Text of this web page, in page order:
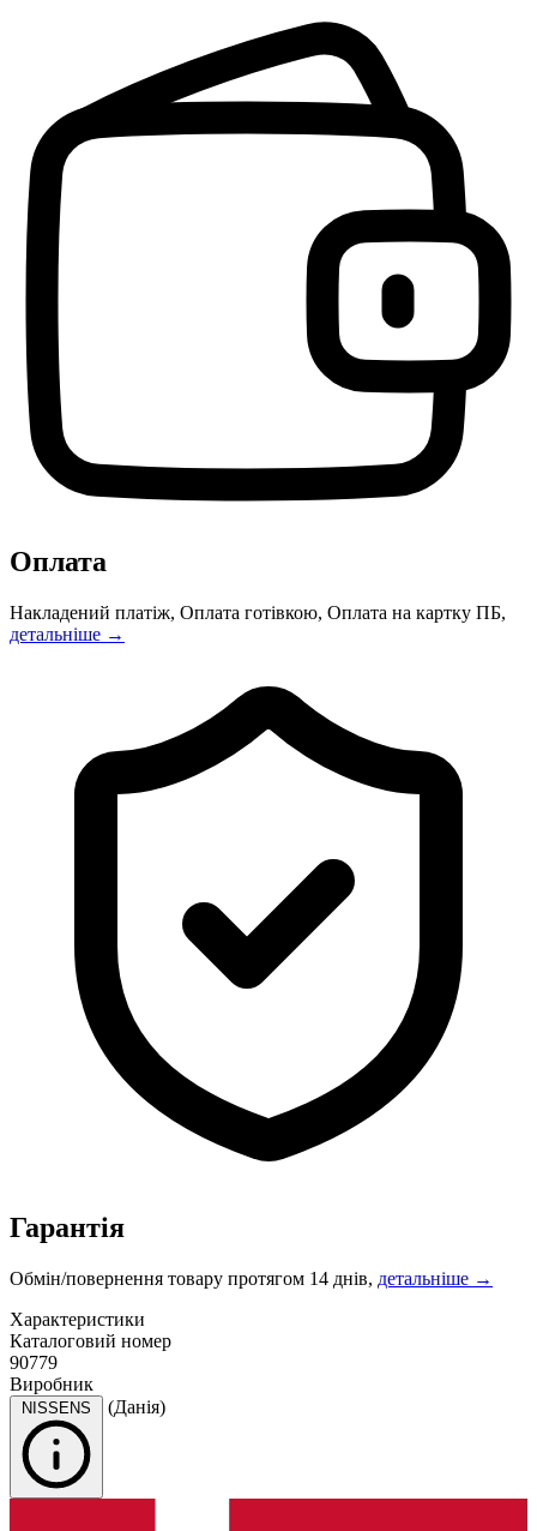
Оплата
Накладений платіж, Оплата готівкою, Оплата на картку ПБ,
детальніше →
Гарантія
Обмін/повернення товару протягом 14 днів, детальніше →
Характеристики
Каталоговий номер
90779
Виробник
(Данія)